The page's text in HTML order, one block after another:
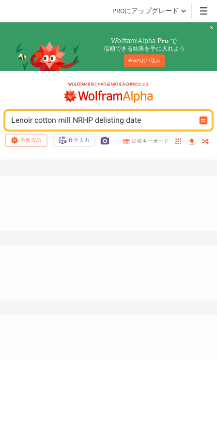
PROにアップグレード
Wolfram|Alpha Pro で
信頼できる結果を手に入れよう
Proのお申込み
Lenoir cotton mill NRHP delisting date
自然言語 数学入力 拡張キーボード